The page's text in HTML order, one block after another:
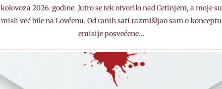
kolovoza 2026. godine. Jutro se tek otvorilo nad Cetinjem, a moje su
misli već bile na Lovćenu. Od ranih sati razmišljao sam o konceptu
emisije posvećene…